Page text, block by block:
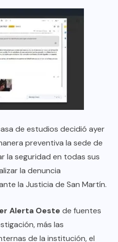
de estudios decidió ayer
preventiva la sede de
la seguridad en todas sus
la denuncia
la Justicia de San Martín.
Alerta Oeste de fuentes
más las
de la institución, el